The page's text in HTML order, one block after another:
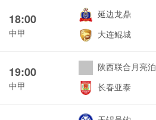
18:00
中甲
延边龙鼎
大连鲲城
19:00
中甲
陕西联合月亮
长春亚泰